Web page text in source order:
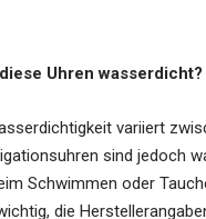
Uhren wasserdicht?
variiert
sind jedoch
Schwimmen oder
die